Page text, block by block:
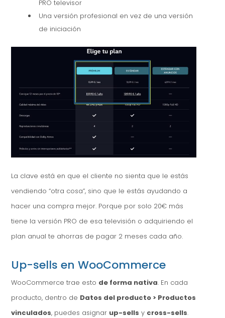
PRO televisor
Una versión profesional en vez de una versión
de iniciación
La clave está en que el cliente no sienta que le estás
vendiendo “otra cosa”, sino que le estás ayudando a
hacer una compra mejor. Porque por solo 20€ más
tiene la versión PRO de esa televisión o adquiriendo el
plan anual te ahorras de pagar 2 meses cada año.
Up-sells en WooCommerce
WooCommerce trae esto de forma nativa. En cada
producto, dentro de Datos del producto > Productos
vinculados, puedes asignar up-sells y cross-sells.